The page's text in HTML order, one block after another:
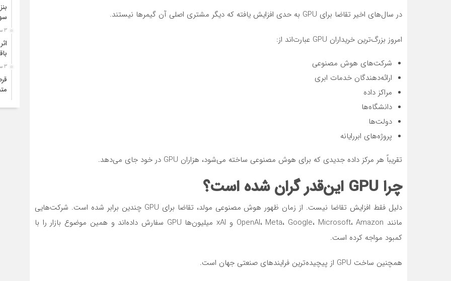
در سال‌های اخیر تقاضا برای GPU به حدی افزایش یافته که دیگر مشتری اصلی آن گیمرها نیستند.
امروز بزرگ‌ترین خریداران GPU عبارت‌اند از:
شرکت‌های هوش مصنوعی
ارائه‌دهندگان خدمات ابری
مراکز داده
دانشگاه‌ها
دولت‌ها
پروژه‌های ابررایانه
تقریباً هر مرکز داده جدیدی که برای هوش مصنوعی ساخته می‌شود، هزاران GPU در خود جای می‌دهد.
چرا GPU این‌قدر گران شده است؟
دلیل فقط افزایش تقاضا نیست. از زمان ظهور هوش مصنوعی مولد، تقاضا برای GPU چندین برابر شده است. شرکت‌هایی
مانند OpenAI، Meta، Google، Microsoft، Amazon و xAI میلیون‌ها GPU سفارش داده‌اند و همین موضوع بازار را با
کمبود مواجه کرده است.
همچنین ساخت GPU از پیچیده‌ترین فرایندهای صنعتی جهان است.
3 ساعت قبل
3 ساعت قبل